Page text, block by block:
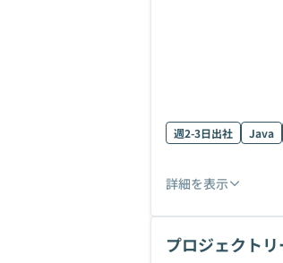
週2-3日出社 Java
詳細を表示
プロジェクト